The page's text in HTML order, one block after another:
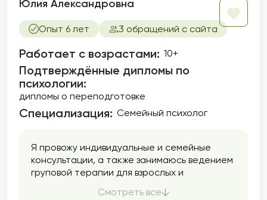
Юлия Александровна
Опыт 6 лет 3 обращений с сайта
Работает с возрастами: 10+
Подтверждённые дипломы по
психологии:
дипломы о переподготовке
Специализация: Семейный психолог
Я провожу индивидуальные и семейные
консультации, а также занимаюсь ведением
груповой терапии для взрослых и
Смотреть все